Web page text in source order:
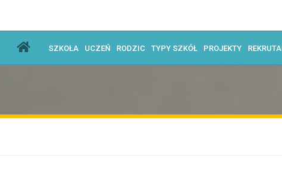
SZKOŁA UCZEŃ RODZIC TYPY SZKÓŁ PROJEKTY